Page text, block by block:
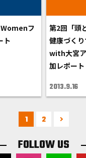
Womenフ
ト
第2回「頭
健康づく
with大宮
加レポート
2013.9.16
1 2
FOLLOW US